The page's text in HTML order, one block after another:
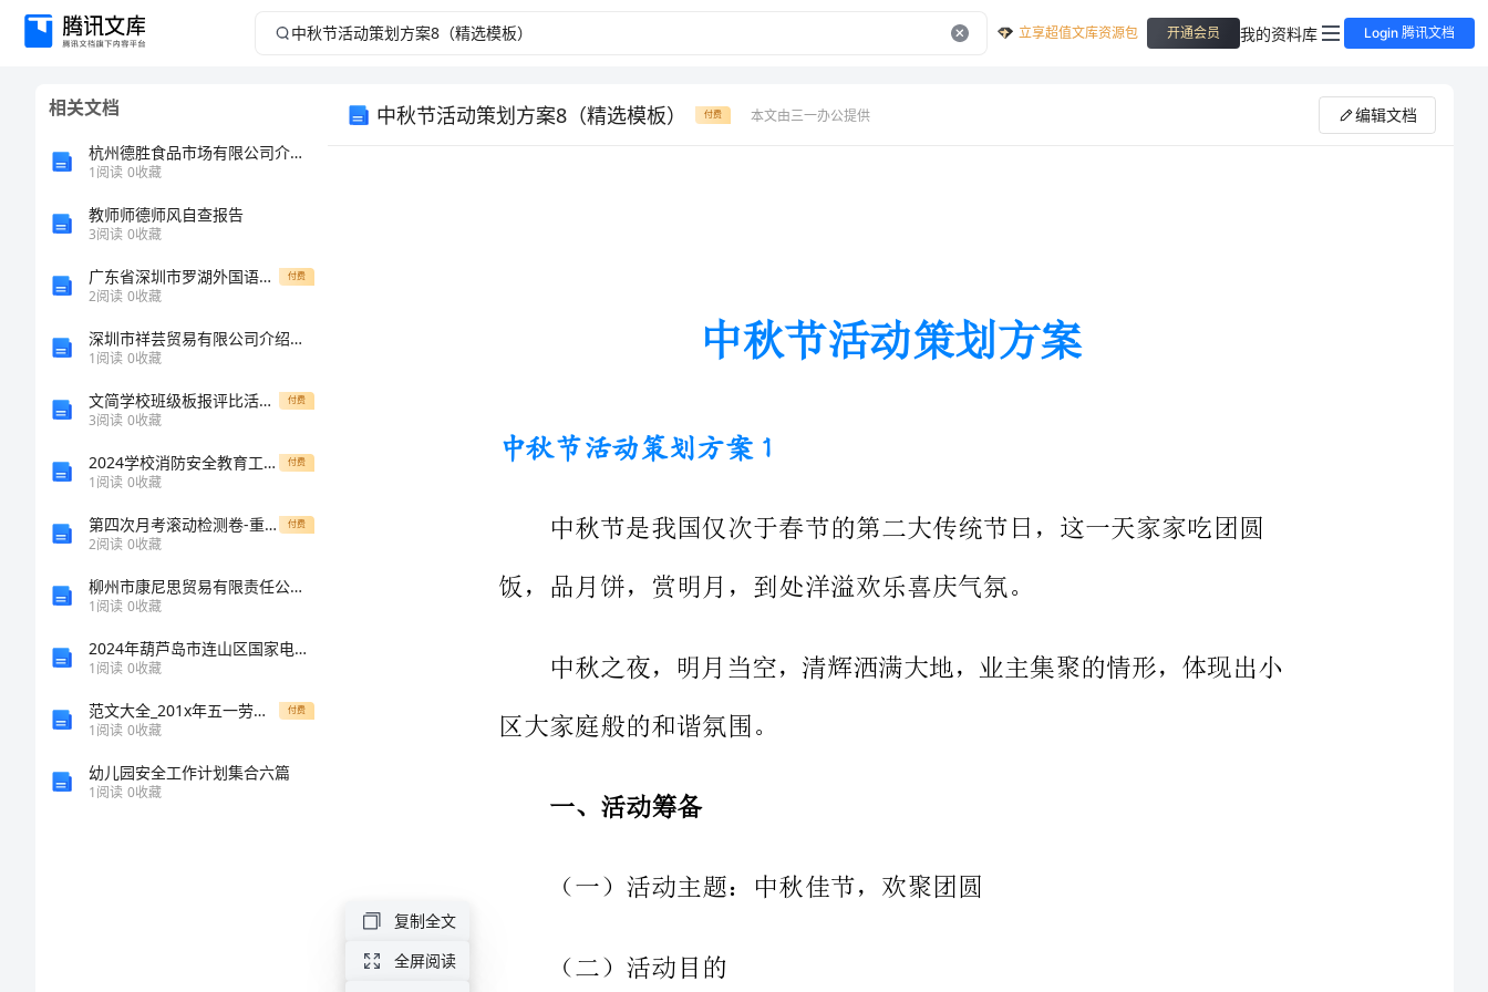
中
8（精
板）
立享超值文库资源包 开通会员 我的资料库 Login 腾讯文档
相关文档
杭州德胜食品市场有限公司介绍企业发展分析报告
1阅读 0收藏
教师师德师风自查报告
3阅读 0收藏
广东省深圳市罗湖外国语学校2024年物理高一上册期末经典模拟试题含解析 付费
2阅读 0收藏
深圳市祥芸贸易有限公司介绍企业发展分析报告
1阅读 0收藏
文简学校班级板报评比活动方案范文 付费
3阅读 0收藏
2024学校消防安全教育工作总结 付费
1阅读 0收藏
第四次月考滚动检测卷-重庆市实验中学物理八年级下册期末考试专题训练试题（含解析） 付费
2阅读 0收藏
柳州市康尼思贸易有限责任公司介绍企业发展分析报告
1阅读 0收藏
2024年葫芦岛市连山区国家电网招聘之文学哲学类考试题库附答案【黄金题型】
1阅读 0收藏
范文大全_201x年五一劳动节微信问候语 付费
1阅读 0收藏
幼儿园安全工作计划集合六篇
1阅读 0收藏
中秋节活动策划方案8（精选模板） 付费 本文由三一办公提供 编辑文档
中秋之夜，明月当空，清辉洒满大地，业主集聚的情形，体现出小
复制全文
全屏阅读